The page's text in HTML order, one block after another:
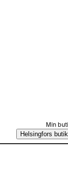
Min
Helsingfors butik